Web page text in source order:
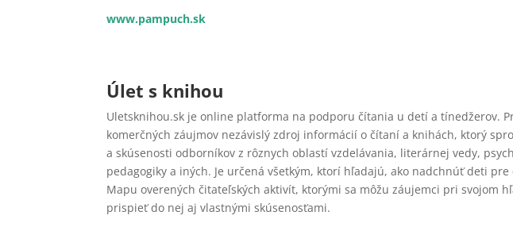
www.pampuch.sk
Úlet s knihou
Uletsknihou.sk je online platforma na podporu čítania u detí a tínedžerov.
komerčných záujmov nezávislý zdroj informácií o čítaní a knihách, ktorý
a skúsenosti odborníkov z rôznych oblastí vzdelávania, literárnej vedy,
pedagogiky a iných. Je určená všetkým, ktorí hľadajú, ako nadchnúť deti pre
Mapu overených čitateľských aktivít, ktorými sa môžu záujemci pri svojom
prispieť do nej aj vlastnými skúsenosťami.